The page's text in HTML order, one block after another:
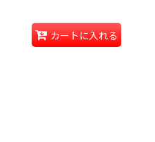
カートに入れる